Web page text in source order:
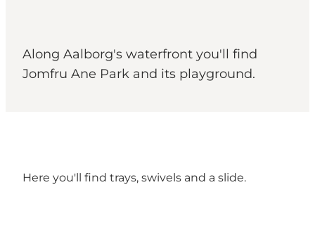
Along Aalborg's waterfront you'll find
Jomfru Ane Park and its playground.
Here you'll find trays, swivels and a slide.